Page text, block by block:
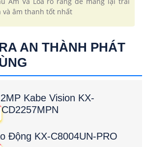
và âm thanh tốt nhất
AN THÀNH PHÁT
Kabe Vision KX-
CD2257MPN
Động KX-C8004UN-PRO